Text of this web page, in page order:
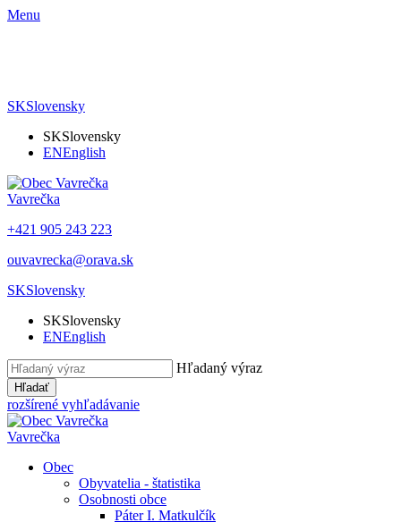
Menu
SKSlovensky
SKSlovensky
ENEnglish
Vavrečka
+421 905 243 223
ouvavrecka@orava.sk
SKSlovensky
SKSlovensky
ENEnglish
Hľadaný výraz
Hľadať
rozšírené vyhľadávanie
Vavrečka
Obec
Obyvatelia - štatistika
Osobnosti obce
Páter I. Matkulčík